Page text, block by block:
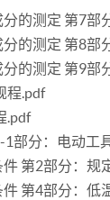
的测定 第7部
的测定 第8部
的测定 第9部
程.pdf
.pdf
部分：电动工
第2部分：
第4部分：低